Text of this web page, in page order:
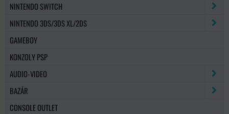
NINTENDO SWITCH
NINTENDO 3DS/3DS XL/2DS
GAMEBOY
KONZOLY PSP
AUDIO-VIDEO
BAZÁR
CONSOLE OUTLET